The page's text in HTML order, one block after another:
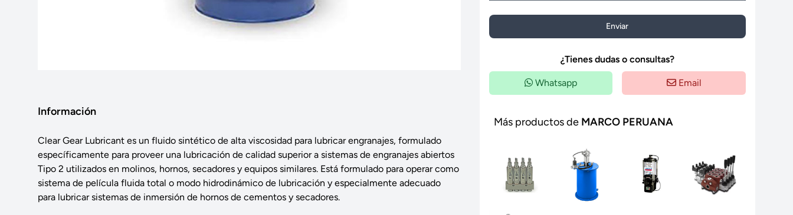
Información
Clear Gear Lubricant es un fluido sintético de alta viscosidad para lubricar engranajes, formulado
específicamente para proveer una lubricación de calidad superior a sistemas de engranajes abiertos
Tipo 2 utilizados en molinos, hornos, secadores y equipos similares. Está formulado para operar como
sistema de película fluida total o modo hidrodinámico de lubricación y especialmente adecuado
para lubricar sistemas de inmersión de hornos de cementos y secadores.
Enviar
¿Tienes dudas o consultas?
Whatsapp Email
Más productos de MARCO PERUANA